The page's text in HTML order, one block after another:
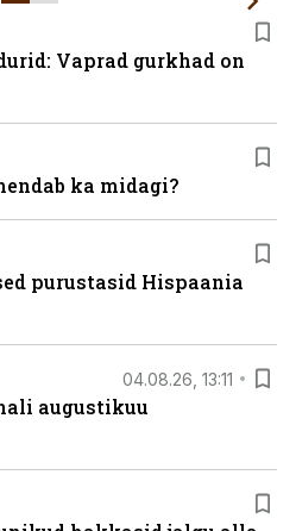
Vaprad gurkhad on
ka midagi?
purustasid Hispaania
04.08.26, 13:11
augustikuu